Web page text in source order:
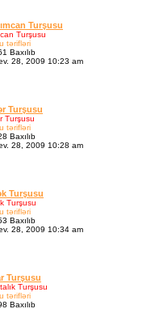
Turşusu
Turşusu
tərifləri
Baxılıb
28, 2009 10:23 am
Turşusu
Turşusu
tərifləri
Baxılıb
28, 2009 10:28 am
Turşusu
Turşusu
tərifləri
Baxılıb
28, 2009 10:34 am
Turşusu
Turşusu
tərifləri
Baxılıb